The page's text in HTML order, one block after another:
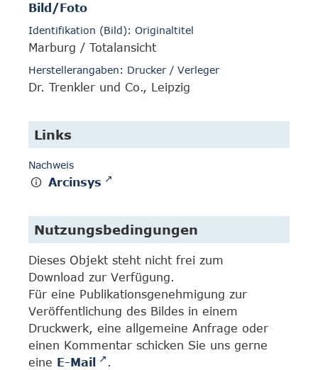
Bild/Foto
Identifikation (Bild): Originaltitel
Marburg / Totalansicht
Herstellerangaben: Drucker / Verleger
Dr. Trenkler und Co., Leipzig
Links
Nachweis
Arcinsys
Nutzungsbedingungen
Dieses Objekt steht nicht frei zum
Download zur Verfügung.
Für eine Publikationsgenehmigung zur
Veröffentlichung des Bildes in einem
Druckwerk, eine allgemeine Anfrage oder
einen Kommentar schicken Sie uns gerne
eine E-Mail
.